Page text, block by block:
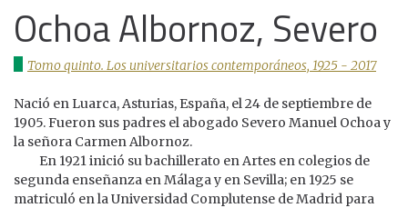
Biografías
Galería
Documentos institucionales
Ochoa Albornoz, Severo
Tomo quinto. Los universitarios contemporáneos, 1925 - 2017
Nació en Luarca, Asturias, España, el 24 de septiembre de
1905. Fueron sus padres el abogado Severo Manuel Ochoa y
la señora Carmen Albornoz.
En 1921 inició su bachillerato en Artes en colegios de
segunda enseñanza en Málaga y en Sevilla; en 1925 se
matriculó en la Universidad Complutense de Madrid para